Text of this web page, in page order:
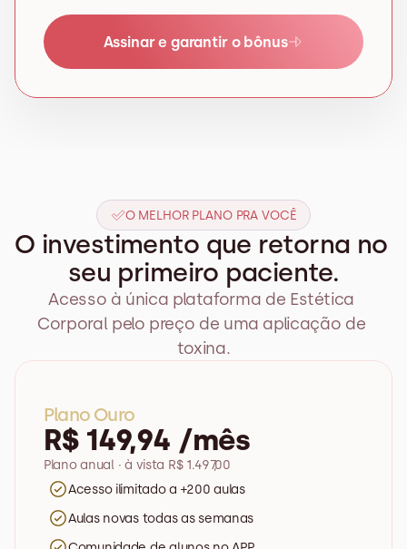
Assinar e garantir o bônus
O MELHOR PLANO PRA VOCÊ
O investimento que retorna no
seu primeiro paciente.
Acesso à única plataforma de Estética
Corporal pelo preço de uma aplicação de
toxina.
Plano Ouro
R$ 149,94 /mês
Plano anual · à vista R$ 1.497,00
Acesso ilimitado a +200 aulas
Aulas novas todas as semanas